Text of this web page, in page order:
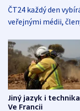
ČT24 každý den
veřejnými médii,
Jiný jazyk i
Ve Francii